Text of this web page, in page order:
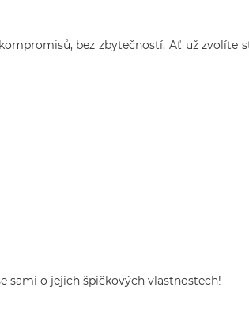
bez zbytečností. Ať už zvolíte
sami o jejich špičkových vlastnostech!